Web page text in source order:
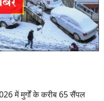
में मुर्गों के करीब 65 सैंपल